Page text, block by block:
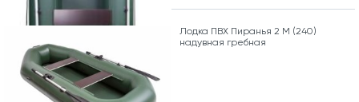
Лодка ПВХ Пиранья 2 М (240)
надувная гребная